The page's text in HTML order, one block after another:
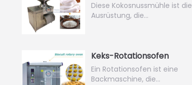
Diese Kokosnussmühle ist die
Ausrüstung, die…
Keks-Rotationsofen
Ein Rotationsofen ist eine
Backmaschine, die…